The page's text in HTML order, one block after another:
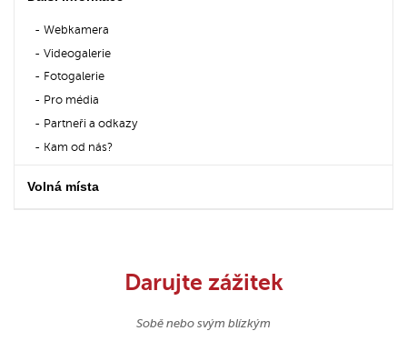
Webkamera
Videogalerie
Fotogalerie
Pro média
Partneři a odkazy
Kam od nás?
Volná místa
Darujte zážitek
Sobě nebo svým blízkým